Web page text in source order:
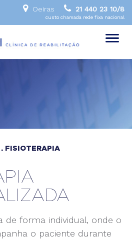
Oeiras 21 440 23 10/8
custo chamada rede fixa nacional
. FISIOTERAPIA
de forma individual, onde o
o paciente durante